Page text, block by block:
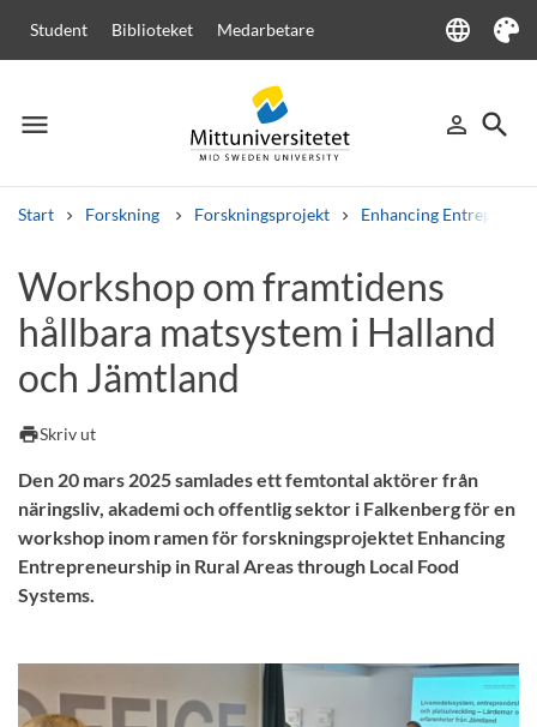
Student Biblioteket Medarbetare language
Language
Tema
menu
Meny person_outline
Logga in
search
Sök
Start Forskning Forskningsprojekt Enhancing
Andra söktjänster
Kurser och programKursplanerVälkomstbrev
Personal
Lediga jobb
Workshop om framtidens
hållbara matsystem i Halland
och Jämtland
printSkriv ut
Den 20 mars 2025 samlades ett femtontal aktörer från
näringsliv, akademi och offentlig sektor i Falkenberg för en
workshop inom ramen för forskningsprojektet Enhancing
Entrepreneurship in Rural Areas through Local Food
Systems.